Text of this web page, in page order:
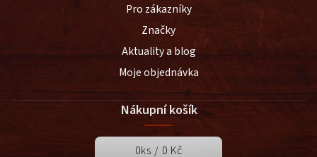
Pro zákazníky
Značky
Aktuality a blog
Moje objednávka
Nákupní košík
0ks / 0 Kč